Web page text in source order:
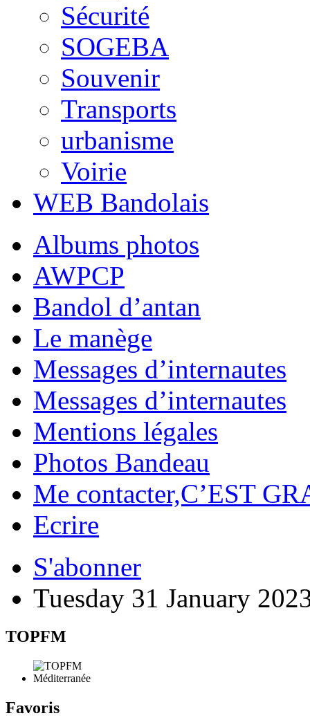
Sécurité
SOGEBA
Souvenir
Transports
urbanisme
Voirie
WEB Bandolais
Albums photos
AWPCP
Bandol d’antan
Le manège
Messages d’internautes
Messages d’internautes
Mentions légales
Photos Bandeau
Me contacter,C’EST
Ecrire
S'abonner
Tuesday 31 January
TOPFM
Favoris